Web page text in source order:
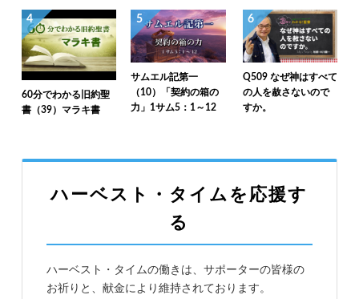
4
60分でわかる旧約聖
書（39）マラキ書
5
サムエル記第一
（10）「契約の箱の
力」1サム5：1～12
6
Q509 なぜ神はすべて
の人を赦さないので
すか。
ハーベスト・タイムを応援す
る
ハーベスト・タイムの働きは、サポーターの皆様の
お祈りと、献金により維持されております。